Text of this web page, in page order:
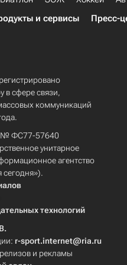
и сервисы Пресс-
в сфере связи,
коммуникаций
№ ФС77-57640
унитарное
агентство
технологий
r-sport.internet@ria.ru
и рекламы